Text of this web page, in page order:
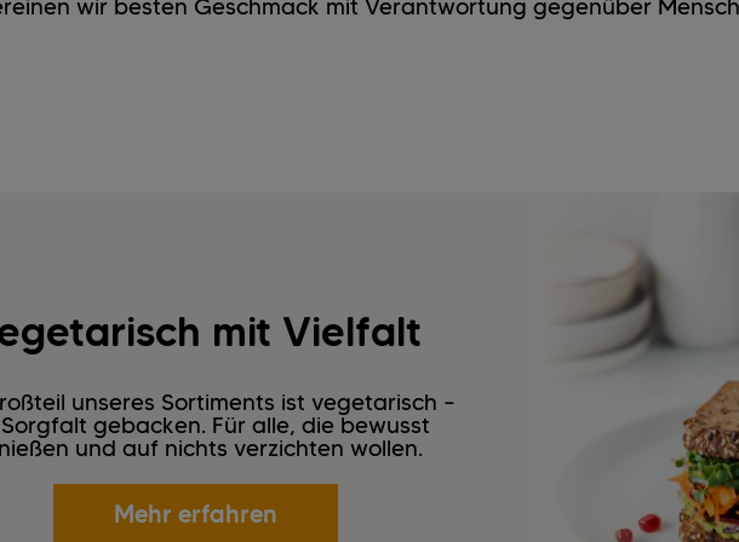
wir besten Geschmack mit Verantwortung gegenüber
mit Vielfalt
unseres Sortiments ist vegetarisch –
gebacken. Für alle, die bewusst
und auf nichts verzichten wollen.
Mehr erfahren